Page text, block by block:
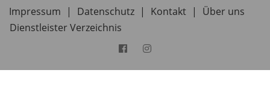
Impressum
| Datenschutz | Kontakt |
Über uns
Dienstleister Verzeichnis